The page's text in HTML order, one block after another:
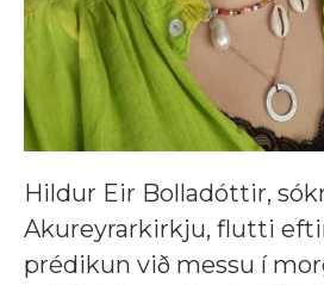
Hildur Eir Bolladóttir,
Akureyrarkirkju, flutti
prédikun við messu í